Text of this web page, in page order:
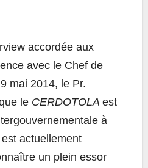
accordée aux
avec le Chef de
mai 2014, le Pr.
le CERDOTOLA est
à
actuellement
un plein essor